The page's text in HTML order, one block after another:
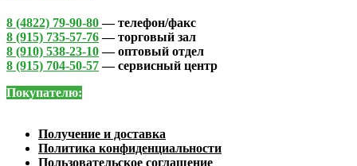
8 (4822) 79-90-80— телефон/факс
8 (915) 735-57-76— торговый зал
8 (910) 538-23-10— оптовый отдел
8 (915) 704-50-57— сервисный центр
Покупателю:
Получение и доставка
Политика конфиденциальности
Пользовательское соглашение